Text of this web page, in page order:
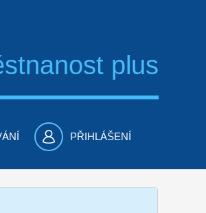
plus
PŘIHLÁŠENÍ